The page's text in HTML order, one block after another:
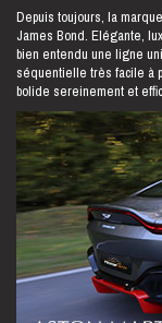
Depuis toujours, la
James Bond. Elégante,
bien entendu une ligne
séquentielle très facile à
bolide sereinement et